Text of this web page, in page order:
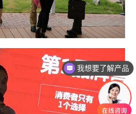
有没有对应案例
我想要了解产品